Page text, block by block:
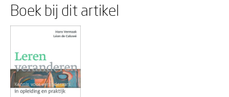
Boek bij dit artikel